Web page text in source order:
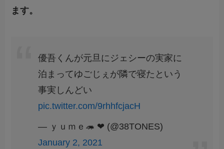
ます。
優吾くんが元旦にジェシーの実家に
泊まってゆごじぇが隣で寝たという
事実しんどい
pic.twitter.com/9rhhfcjacH
— ｙｕｍｅ🦔 ❤︎ (@38TONES)
January 2, 2021